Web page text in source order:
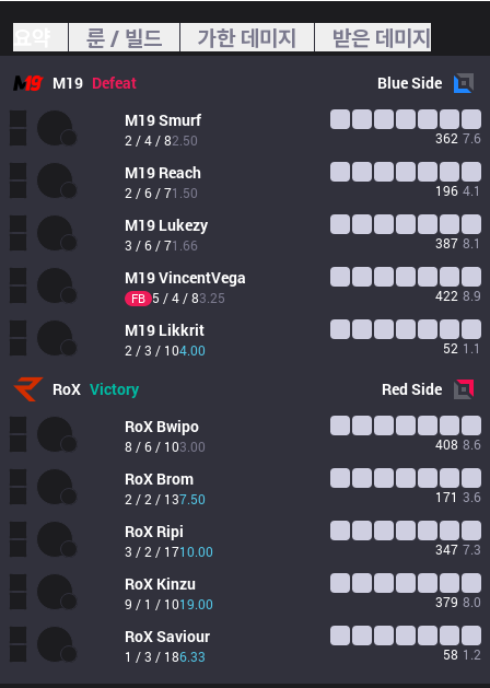
룬 / 빌드 가한 데미지 받은 데미지
M19 Defeat BlueSide
M19Smurf
2 / 4 / 82.50 362 7.6
M19 Reach
2 / 6 / 71.50 196 4.1
M19 Lukezy
3 / 6 / 71.66 387 8.1
M19VincentVega
FB 5 / 4 / 83.25 422 8.9
M19 Likkrit
2 / 3 / 104.00 52 1.1
RoX Victory RedSide
RoX Bwipo
8 / 6 / 103.00 408 8.6
RoX Brom
2 / 2 / 137.50 171 3.6
RoX Ripi
3 / 2 / 1710.00 347 7.3
RoX Kinzu
9 / 1 / 1019.00 379 8.0
RoXSaviour
1 / 3 / 186.33 58 1.2